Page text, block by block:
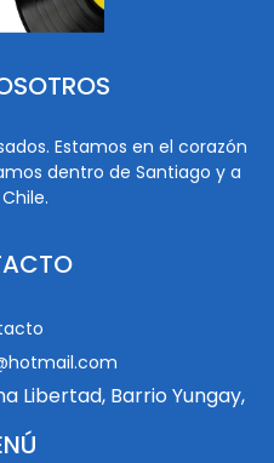
Estamos en el corazón
dentro de Santiago y a
Libertad, Barrio Yungay,